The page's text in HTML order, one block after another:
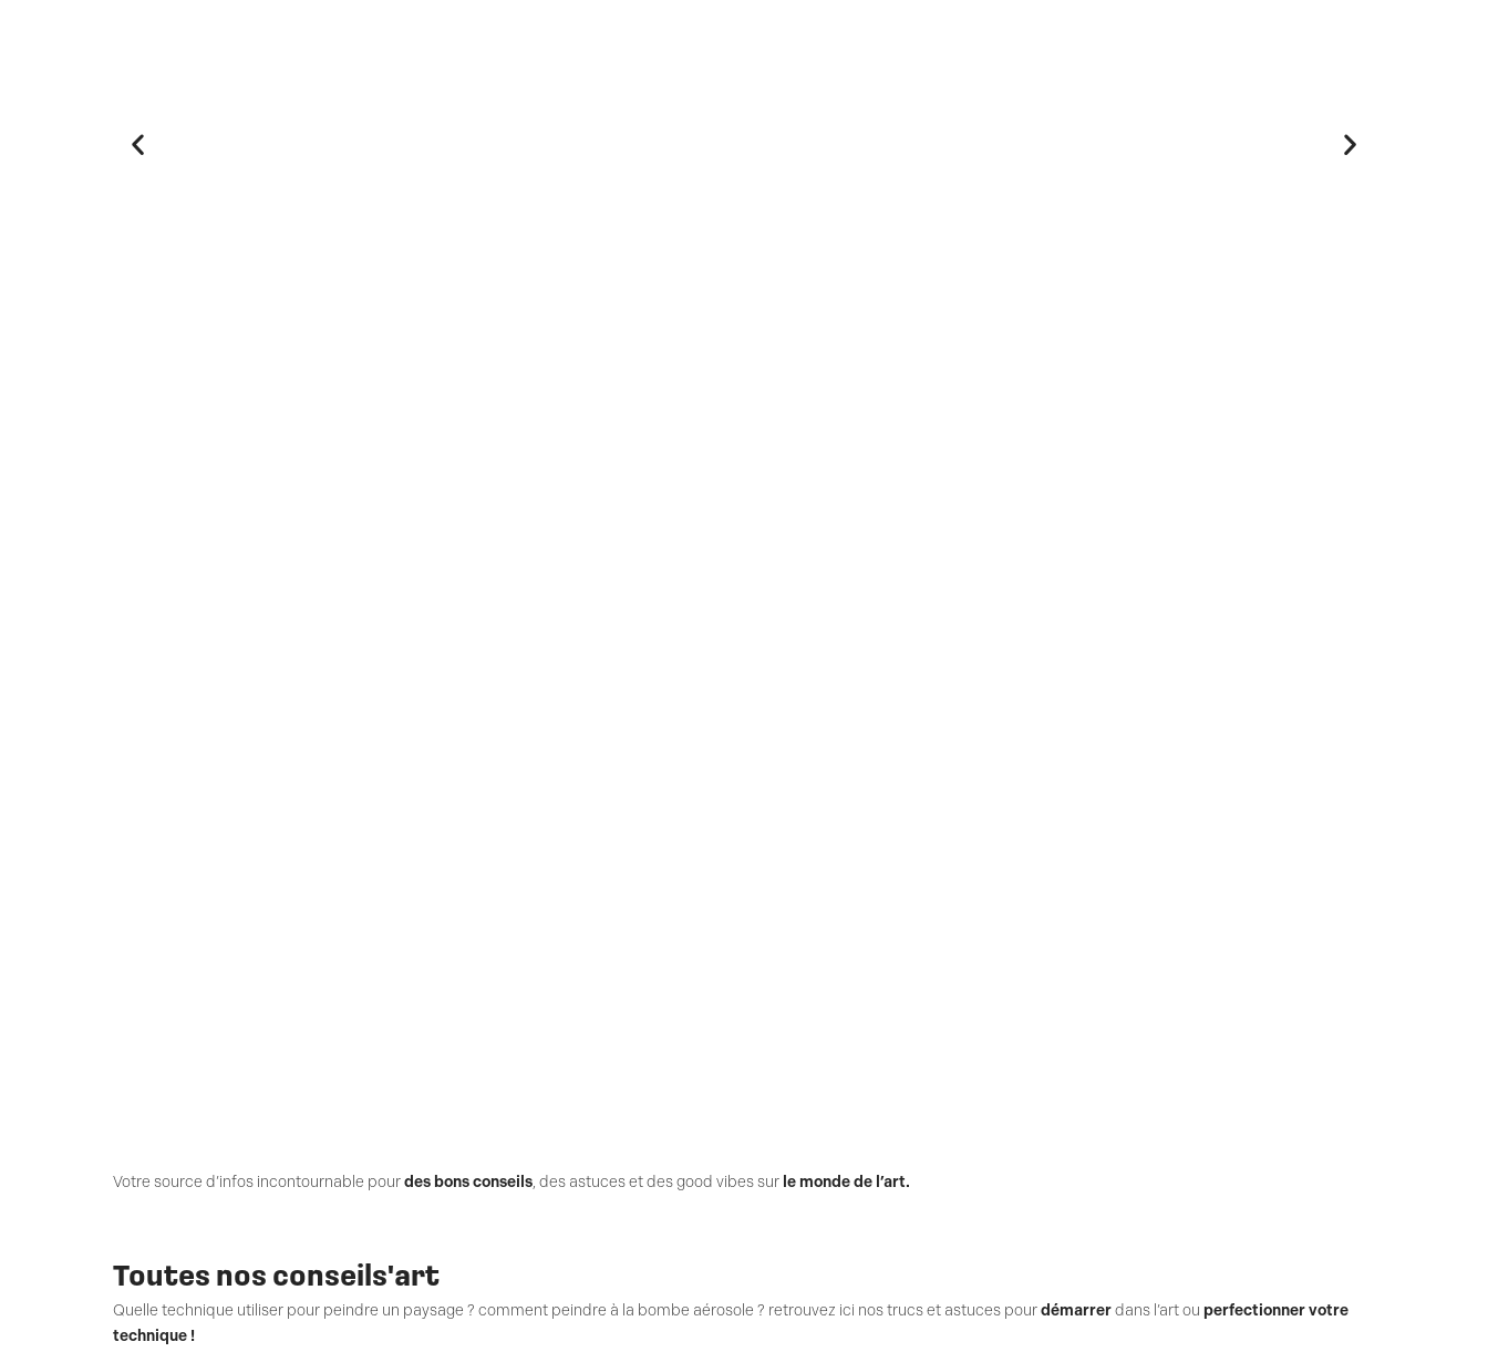
Votre source d’infos incontournable pourdes bons conseils, des astuces et des good vibes sur le monde de l’art.
Toutes nos conseils'art
Quelle technique utiliser pour peindre un paysage ? comment peindre à la bombe aérosole ? retrouvez ici nos trucs et astuces pourdémarrerdans l’art ou perfectionner votre
technique !